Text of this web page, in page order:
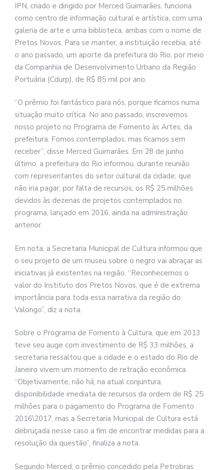
IPN, criado e dirigido por Merced Guimarães, funciona
como centro de informação cultural e artística, com uma
galeria de arte e uma biblioteca, ambas com o nome de
Pretos Novos. Para se manter, a instituição recebia, até
o ano passado, um aporte da prefeitura do Rio, por meio
da Companhia de Desenvolvimento Urbano da Região
Portuária (Cdurp), de R$ 85 mil por ano.
“O prêmio foi fantástico para nós, porque ficamos numa
situação muito crítica. No ano passado, inscrevemos
nosso projeto no Programa de Fomento às Artes, da
prefeitura. Fomos contemplados, mas ficamos sem
receber”, disse Merced Guimarães. Em 28 de junho
último, a prefeitura do Rio informou, durante reunião
com representantes do setor cultural da cidade, que
não iria pagar, por falta de recursos, os R$ 25 milhões
devidos às dezenas de projetos contemplados no
programa, lançado em 2016, ainda na administração
anterior.
Em nota, a Secretaria Municipal de Cultura informou que
o seu projeto de um museu sobre o negro vai abraçar as
iniciativas já existentes na região. “Reconhecemos o
valor do Instituto dos Pretos Novos, que é de extrema
importância para toda essa narrativa da região do
Valongo”, diz a nota.
Sobre o Programa de Fomento à Cultura, que em 2013
teve seu auge com investimento de R$ 33 milhões, a
secretaria ressaltou que a cidade e o estado do Rio de
Janeiro vivem um momento de retração econômica.
“Objetivamente, não há, na atual conjuntura,
disponibilidade imediata de recursos da ordem de R$ 25
milhões para o pagamento do Programa de Fomento
2016\2017, mas a Secretaria Municipal de Cultura está
debruçada nesse caso a fim de encontrar medidas para a
resolução da questão”, finaliza a nota.
Segundo Merced, o prêmio concedido pela Petrobras